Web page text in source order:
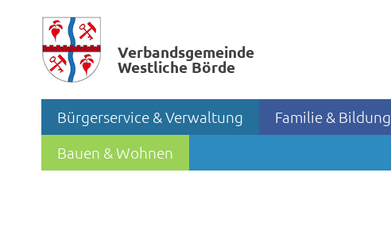
Verbands­gemeinde
Westliche Börde
Bürgerservice & Verwaltung Familie & Bildung
Bauen & Wohnen